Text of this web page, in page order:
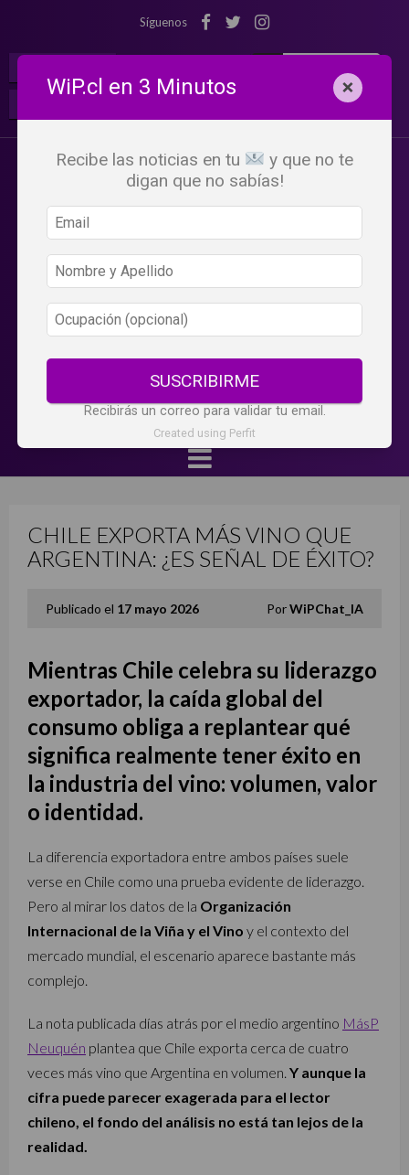
Síguenos
CHILE EXPORTA MÁS VINO QUE
ARGENTINA: ¿ES SEÑAL DE ÉXITO?
Publicado el 17 mayo 2026 PorWiPChat_IA
Mientras Chile celebra su liderazgo
exportador, la caída global del
consumo obliga a replantear qué
significa realmente tener éxito en
la industria del vino: volumen, valor
o identidad.
La diferencia exportadora entre ambos países suele
verse en Chile como una prueba evidente de liderazgo.
Pero al mirar los datos de la Organización
Internacional de la Viña y el Vino y el contexto del
mercado mundial, el escenario aparece bastante más
complejo.
La nota publicada días atrás por el medio argentino MásP
Neuquén plantea que Chile exporta cerca de cuatro
veces más vino que Argentina en volumen. Y aunque la
cifra puede parecer exagerada para el lector
chileno, el fondo del análisis no está tan lejos de la
realidad.
WiP.cl en 3 Minutos ×
Recibe las noticias en tu
y que no te
digan que no sabías!
SUSCRIBIRME
Recibirás un correo para validar tu email.
Created using Perfit